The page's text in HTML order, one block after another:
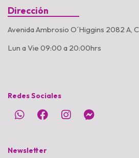
Dirección
Avenida Ambrosio O´Higgins 2082 A,
Lun a Vie 09:00 a 20:00hrs
Redes Sociales
Newsletter